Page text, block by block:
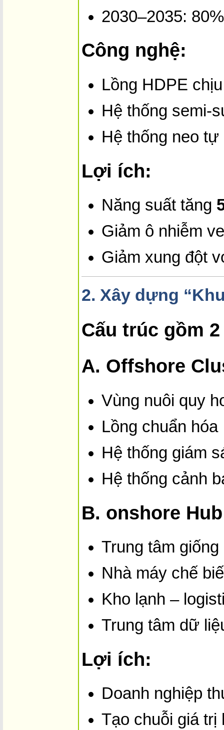
2030–2035:
Công nghệ:
Lồng HDPE
Hệ thống semi-
Hệ thống neo
Lợi ích:
Năng suất tăng
Giảm ô nhiễm
Giảm xung đột
2. Xây dựng
Cấu trúc gồm
A. Offshore
Vùng nuôi quy
Lồng chuẩn hóa
Hệ thống giám
Hệ thống cảnh
B. o­nshore
Trung tâm
Nhà máy chế
Kho lạnh –
Trung tâm dữ
Lợi ích:
Doanh nghiệp
Tạo chuỗi giá trị